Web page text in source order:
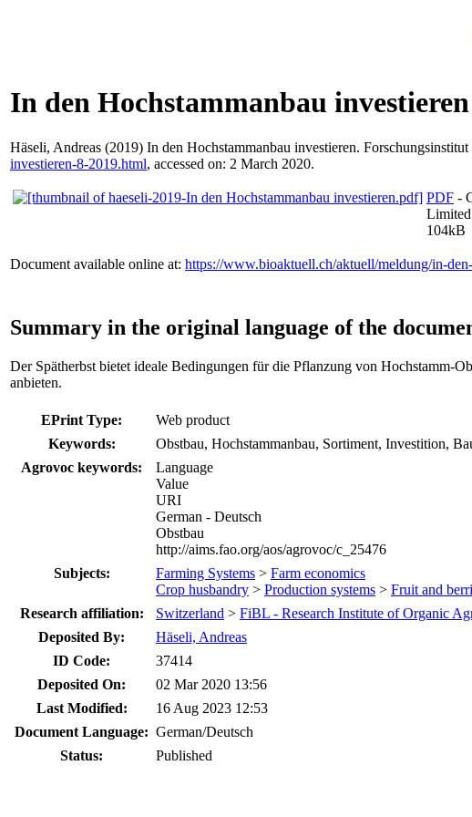
In den Hochstammanbau investieren
Häseli, Andreas (2019) In den Hochstammanbau investieren.
investieren-8-2019.html, accessed on: 2 March 2020.
PDF -
104kB
Document available online at: https://www.bioaktuell.ch/aktuell/meldung/in-
Summary in the original language of the
Der Spätherbst bietet ideale Bedingungen für die Pflanzung von Hochstamm-
anbieten.
EPrint Type:
Web product
Keywords:
Obstbau, Hochstammanbau, Sortiment, Investition,
Agrovoc keywords:
Language
Value
URI
German - Deutsch
Obstbau
http://aims.fao.org/aos/agrovoc/c_25476
Subjects:
Farming Systems > Farm economics
Crop husbandry > Production systems > Fruit and
Research affiliation:
Switzerland > FiBL - Research Institute of Organic
Deposited By:
Häseli, Andreas
ID Code:
37414
Deposited On:
02 Mar 2020 13:56
Last Modified:
16 Aug 2023 12:53
Document Language: German/Deutsch
Status:
Published